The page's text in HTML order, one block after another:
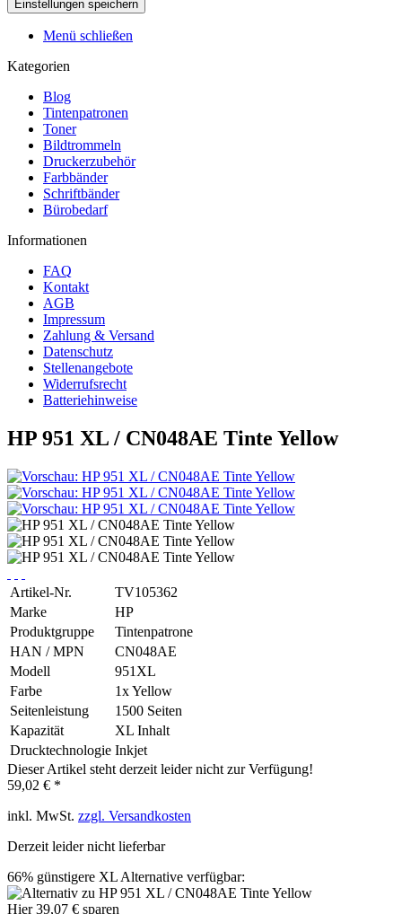
Menü schließen
Kategorien
Blog
Tintenpatronen
Toner
Bildtrommeln
Druckerzubehör
Farbbänder
Schriftbänder
Bürobedarf
Informationen
FAQ
Kontakt
AGB
Impressum
Zahlung & Versand
Datenschutz
Stellenangebote
Widerrufsrecht
Batteriehinweise
HP 951 XL / CN048AE Tinte Yellow
Artikel-Nr.
TV105362
Marke
HP
Produktgruppe
Tintenpatrone
HAN / MPN
CN048AE
Modell
951XL
Farbe
1x Yellow
Seitenleistung
1500 Seiten
Kapazität
XL Inhalt
Drucktechnologie Inkjet
Dieser Artikel steht derzeit leider nicht zur Verfügung!
59,02 € *
inkl. MwSt. zzgl. Versandkosten
Derzeit leider nicht lieferbar
66% günstigere XL Alternative verfügbar:
Hier 39,07 € sparen